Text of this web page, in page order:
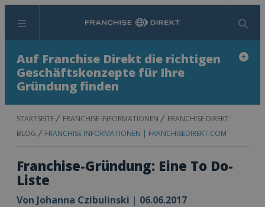
Menü Suchen
Auf Franchise Direkt die richtigen
Geschäftskonzepte für Ihre
Gründung finden
STARTSEITE FRANCHISE INFORMATIONEN
FRANCHISE DIREKT
BLOG
FRANCHISE INFORMATIONEN | FRANCHISEDIREKT.COM
Franchise-Gründung: Eine To Do-
Liste
Von Johanna Czibulinski | 06.06.2017